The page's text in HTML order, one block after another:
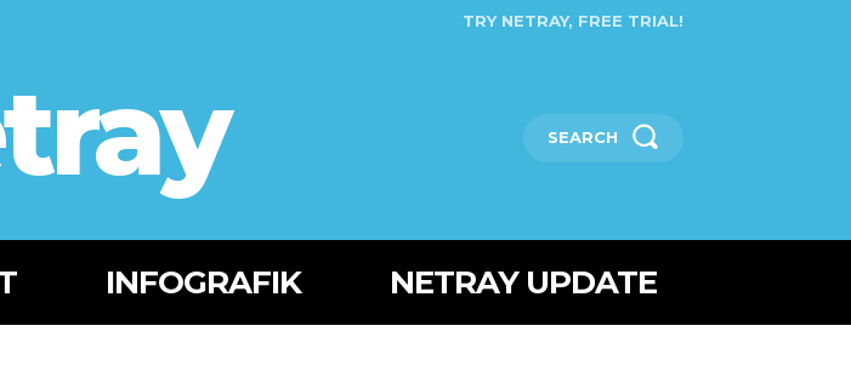
TRY NETRAY, FREE TRIAL!
SEARCH
INFOGRAFIK NETRAY UPDATE